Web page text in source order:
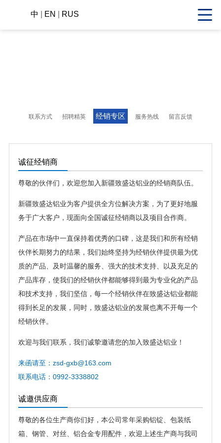
中 EN RUS
联系方式 招聘精英 经销专区 服务热线 留言反馈
诚征经销商
尊敬的伙伴们，欢迎您加入新疆致盛达铝业的经销商队伍。
新疆致盛达铝业为客户提供全方位解决方案，为了更好地服
务于广大客户，现面向全国诚征经销商以及项目合作商。
产品在市场中一直保持着优秀的口碑，这是我们和所有经销
伙伴长期努力的结果，我们始终坚持为经销伙伴提供最为优
质的产品、及时温馨的服务、强大的技术支持、以及充足的
产品库存，使我们的经销伙伴都能够得到最为专业化的产品
和技术支持，我们坚信，每一个经销伙伴在致盛达铝业都能
得到长足的发展，同时，致盛达铝业的发展也离不开每一个
经销伙伴。
欢迎与我们联系，我们诚挚邀请您的加入致盛达铝业！
来函请至：zsd-gxb@163.com
联系电话：0992-3338802
诚邀供应商
尊敬的各位生产商你们好，本公司常年采购铝锭、包装纸
箱、钢管、对丝、铝合金专用配件，欢迎上述生产商与我司